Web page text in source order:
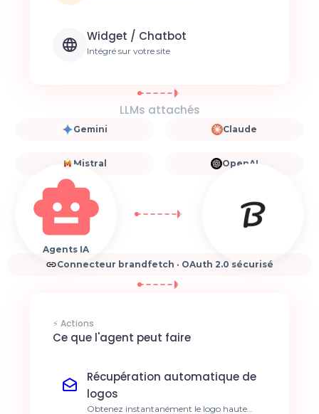
Widget / Chatbot
Intégré sur votre site
LLMs attachés
Gemini Claude
Mistral OpenAI
Agents IA
Connecteur brandfetch · OAuth 2.0 sécurisé
⚡ Actions
Ce que l'agent peut faire
Récupération automatique de
logos
Obtenez instantanément le logo haute